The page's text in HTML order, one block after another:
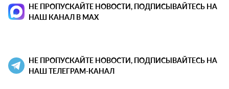
НЕ ПРОПУСКАЙТЕ НОВОСТИ, ПОДПИСЫВАЙТЕСЬ НА
НАШ КАНАЛ В MAX
НЕ ПРОПУСКАЙТЕ НОВОСТИ, ПОДПИСЫВАЙТЕСЬ НА
НАШ ТЕЛЕГРАМ-КАНАЛ